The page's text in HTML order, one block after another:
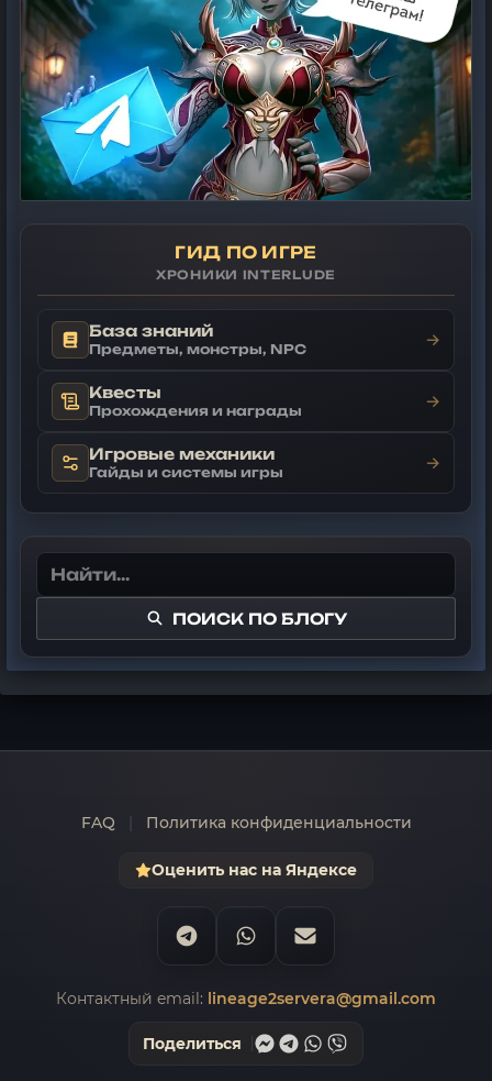
ГИД ПО ИГРЕ
ХРОНИКИ INTERLUDE
База знаний
Предметы, монстры, NPC →
Квесты
Прохождения и награды →
Игровые механики
Гайды и системы игры →
ПОИСК ПО БЛОГУ
FAQ Политика конфиденциальности
Оценить нас на Яндексе
Контактный email: lineage2servera@gmail.com
Поделиться